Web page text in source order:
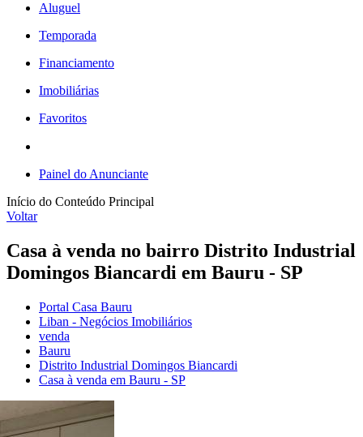
Aluguel
Temporada
Financiamento
Imobiliárias
Favoritos
Painel do Anunciante
Início do Conteúdo Principal
Voltar
Casa à venda no bairro Distrito Industrial
Domingos Biancardi em Bauru - SP
Portal Casa Bauru
Liban - Negócios Imobiliários
venda
Bauru
Distrito Industrial Domingos Biancardi
Casa à venda em Bauru - SP